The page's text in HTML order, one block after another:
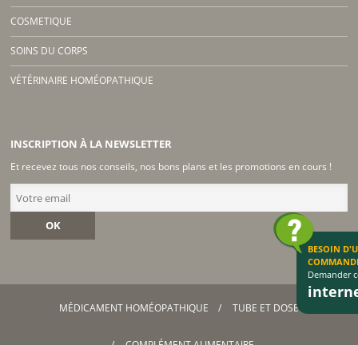
COSMETIQUE
SOINS DU CORPS
VÉTÉRINAIRE HOMÉOPATHIQUE
INSCRIPTION À LA NEWSLETTER
Et recevez tous nos conseils, nos bons plans et les promotions en cours !
OK
MÉDICAMENT HOMÉOPATHIQUE TUBE ET DOSE
BESOIN
Demander